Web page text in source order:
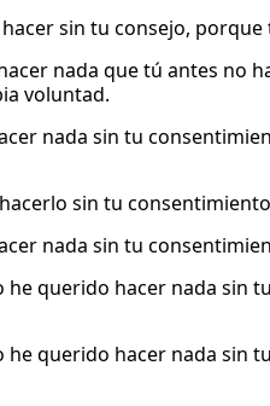
sin tu consejo,
nada que tú antes no
voluntad.
nada sin tu
sin tu
nada sin tu
he querido hacer nada sin
he querido hacer nada sin